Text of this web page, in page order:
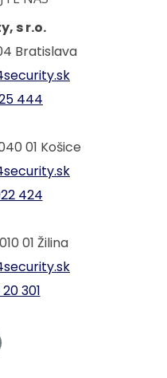
s r.o.
Bratislava
444
01 Košice
424
01 Žilina
301